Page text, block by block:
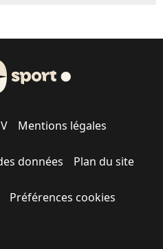
Mentions légales
données Plan du site
Préférences cookies